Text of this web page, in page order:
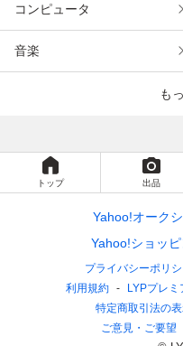
コンピュータ
音楽
も
トップ 出品
Yahoo!オーク
Yahoo!ショッ
プライバシーポリ
利用規約
LYPプレミ
特定商取引法の
ご意見・ご要望